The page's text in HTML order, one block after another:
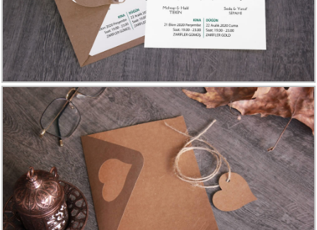
Düğün
Davetiye
Modelleri
Atatürk'lü
Davetiyeler
Papatyalı
Davetiye
Modelleri
Dini
Düğün
Davetiyeler
yeni